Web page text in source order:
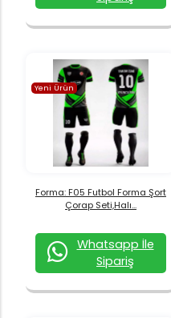
Yeni Ürün
Forma: F05 Futbol Forma Şort
Çorap Seti,Halı...
Whatsapp İle
Sipariş